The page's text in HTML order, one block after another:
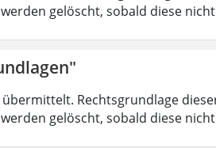
gelöscht, sobald diese
Rechtsgrundlage
gelöscht, sobald diese